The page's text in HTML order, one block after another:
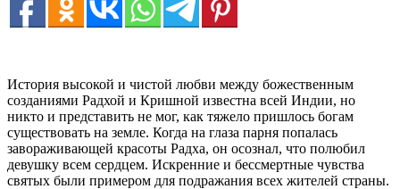
История высокой и чистой любви между божественным
созданиями Радхой и Кришной известна всей Индии, но
никто и представить не мог, как тяжело пришлось богам
существовать на земле. Когда на глаза парня попалась
завораживающей красоты Радха, он осознал, что полюбил
девушку всем сердцем. Искренние и бессмертные чувства
святых были примером для подражания всех жителей страны.